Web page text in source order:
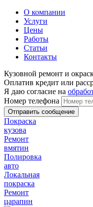
О компании
Услуги
Цены
Работы
Статьи
Контакты
Кузовной ремонт и
Оплатив кредит или
Я даю согласие на
Номер телефона
Покраска
кузова
Ремонт
вмятин
Полировка
авто
Локальная
покраска
Ремонт
царапин